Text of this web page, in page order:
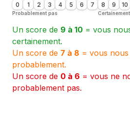
0 1 2 3 4 5 6 7 8 9 10
Probablement pas Certainement
Un score de 9 à 10 = vous
Un score de 7 à 8 = vous
Un score de 0 à 6 = vous ne
probablement pas.